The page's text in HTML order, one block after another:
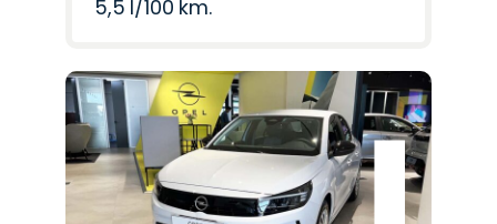
5,5 l/100 km.